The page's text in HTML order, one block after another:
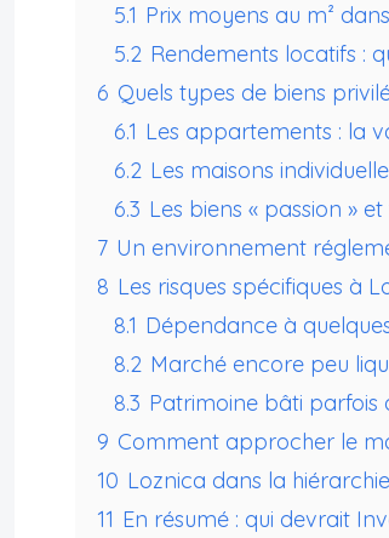
5.1 Prix moyens au m²
5.2 Rendements locatifs :
6 Quels types de biens
6.1 Les appartements : la
6.2 Les maisons
6.3 Les biens « passion »
7 Un environnement
8 Les risques spécifiques à
8.1 Dépendance à
8.2 Marché encore peu
8.3 Patrimoine bâti parfois
9 Comment approcher le
10 Loznica dans la
11 En résumé : qui devrait